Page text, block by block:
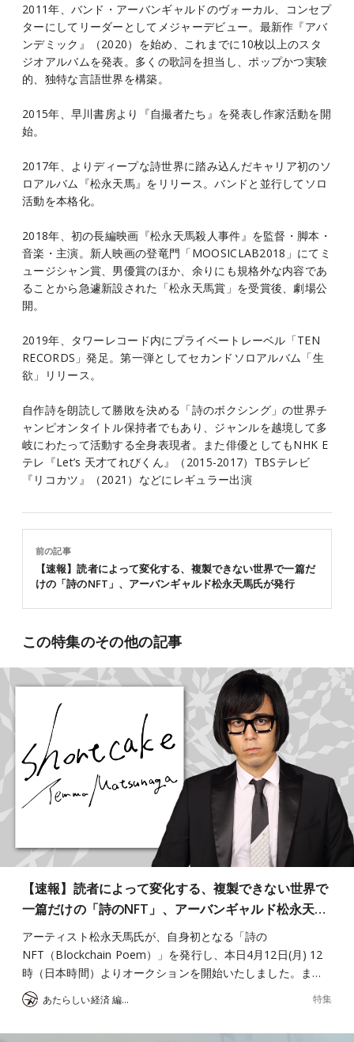
2011年、バンド・アーバンギャルドのヴォーカル、コンセプ
ターにしてリーダーとしてメジャーデビュー。最新作『アバ
ンデミック』（2020）を始め、これまでに10枚以上のスタ
ジオアルバムを発表。多くの歌詞を担当し、ポップかつ実験
的、独特な言語世界を構築。
2015年、早川書房より『自撮者たち』を発表し作家活動を開
始。
2017年、よりディープな詩世界に踏み込んだキャリア初のソ
ロアルバム『松永天馬』をリリース。バンドと並行してソロ
活動を本格化。
2018年、初の長編映画『松永天馬殺人事件』を監督・脚本・
音楽・主演。新人映画の登竜門「MOOSICLAB2018」にてミ
ュージシャン賞、男優賞のほか、余りにも規格外な内容であ
ることから急遽新設された「松永天馬賞」を受賞後、劇場公
開。
2019年、タワーレコード内にプライベートレーベル「TEN
RECORDS」発足。第一弾としてセカンドソロアルバム「生
欲」リリース。
自作詩を朗読して勝敗を決める「詩のボクシング」の世界チ
ャンピオンタイトル保持者でもあり、ジャンルを越境して多
岐にわたって活動する全身表現者。また俳優としてもNHK E
テレ『Let’s 天才てれびくん』（2015-2017）TBSテレビ
『リコカツ』（2021）などにレギュラー出演
前の記事
【速報】読者によって変化する、複製できない世界で一篇だ
けの「詩のNFT」、アーバンギャルド松永天馬氏が発行
この特集のその他の記事
【速報】読者によって変化する、複製できない世界で
一篇だけの「詩のNFT」、アーバンギャルド松永天…
アーティスト松永天馬氏が、自身初となる「詩の
NFT（Blockchain Poem）」を発行し、本日4月12日(月) 12
時（日本時間）よりオークションを開始いたしました。ま…
あたらしい経済 編集部 特集